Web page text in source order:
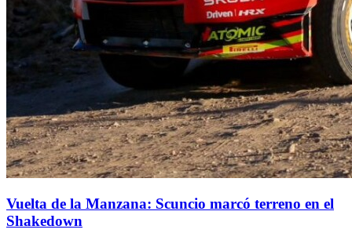
Vuelta de la Manzana: Scuncio marcó terreno en el
Shakedown